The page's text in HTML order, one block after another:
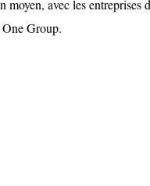
moyen, avec les entreprises
Group.